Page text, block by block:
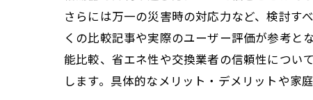
さらには万一の災害時の対応力など、検討す
くの比較記事や実際のユーザー評価が参考
能比較、省エネ性や交換業者の信頼性につい
します。具体的なメリット・デメリットや家